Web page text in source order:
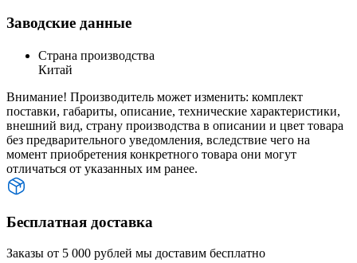
Заводские данные
Страна производства
Китай
Внимание! Производитель может изменить: комплект
поставки, габариты, описание, технические характеристики,
внешний вид, страну производства в описании и цвет товара
без предварительного уведомления, вследствие чего на
момент приобретения конкретного товара они могут
отличаться от указанных им ранее.
Бесплатная доставка
Заказы от 5 000 рублей мы доставим бесплатно